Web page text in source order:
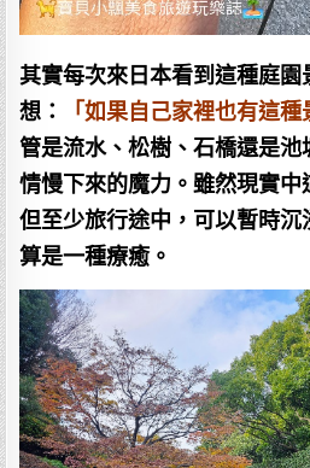
其實每次來日本看到這種庭
想：
「如果自己家裡也有這
管是流水、松樹、石橋還是
情慢下來的魔力。雖然現實中
但至少旅行途中，可以暫時
算是一種療癒。